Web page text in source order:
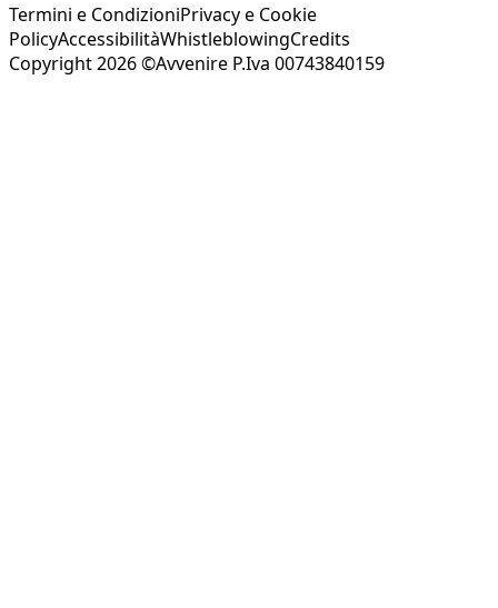
Termini e CondizioniPrivacy e Cookie
PolicyAccessibilitàWhistleblowingCredits
Copyright 2026 ©Avvenire P.Iva 00743840159